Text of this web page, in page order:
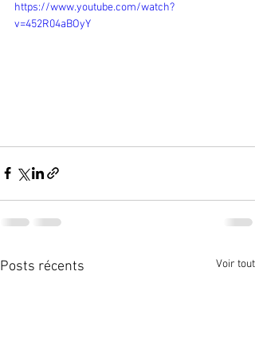
https://www.youtube.com/watch?
v=452R04aBOyY
Posts récents Voir tout